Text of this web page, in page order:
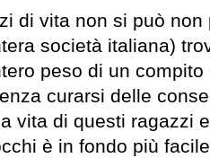
di vita non si può non
società italiana)
peso di un
curarsi delle
vita di questi ragazzi
è in fondo più